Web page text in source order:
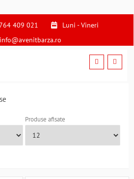
409 021
Luni - Vineri
info@avenitbarza.ro
Produse afisate